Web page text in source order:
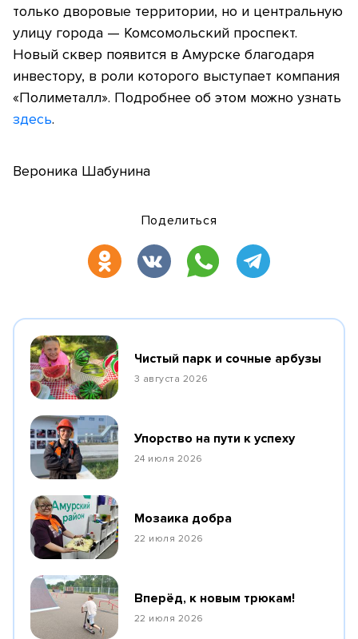
только дворовые территории, но и центральную
улицу города — Комсомольский проспект.
Новый сквер появится в Амурске благодаря
инвестору, в роли которого выступает компания
«Полиметалл». Подробнее об этом можно узнать
здесь.
Вероника Шабунина
Поделиться
Чистый парк и сочные арбузы
3 августа 2026
Упорство на пути к успеху
24 июля 2026
Мозаика добра
22 июля 2026
Вперёд, к новым трюкам!
22 июля 2026